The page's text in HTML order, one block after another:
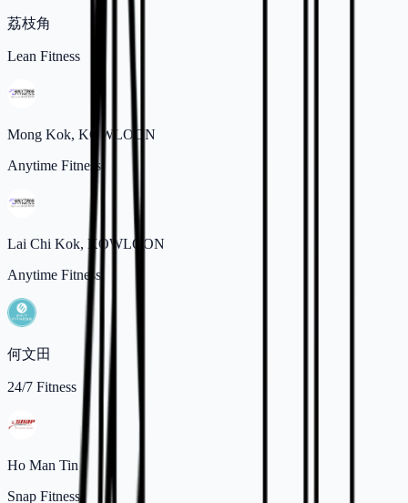
荔枝角
Lean Fitness
Mong Kok, KOWLOON
Anytime Fitness
Lai Chi Kok, KOWLOON
Anytime Fitness
何文田
24/7 Fitness
Ho Man Tin
Snap Fitness